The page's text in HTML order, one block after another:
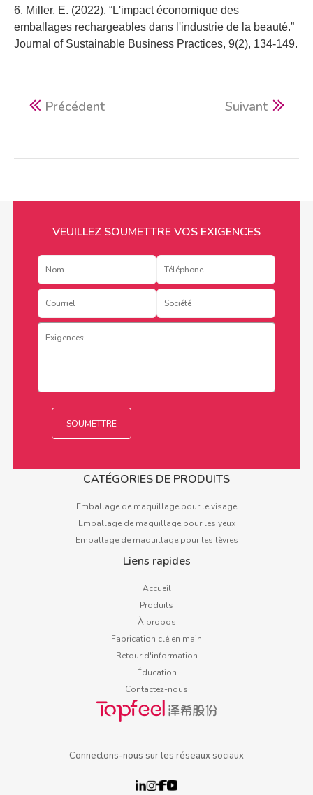
6. Miller, E. (2022). “L'impact économique des
emballages rechargeables dans l'industrie de la beauté.”
Journal of Sustainable Business Practices, 9(2), 134-149.
Précédent Suivant
VEUILLEZ SOUMETTRE VOS EXIGENCES
CATÉGORIES DE PRODUITS
Emballage de maquillage pour le visage
Emballage de maquillage pour les yeux
Emballage de maquillage pour les lèvres
Liens rapides
Accueil
Produits
À propos
Fabrication clé en main
Retour d'information
Éducation
Contactez-nous
Connectons-nous sur les réseaux sociaux